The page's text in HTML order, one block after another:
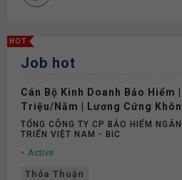
HOT
Job hot
Cán Bộ Kinh Doanh Bảo Hiểm
Triệu/Năm | Lương Cứng
Số
TỔNG CÔNG TY CP BẢO HIỂM
TRIỂN VIỆT NAM - BIC
Active
Thỏa Thuận